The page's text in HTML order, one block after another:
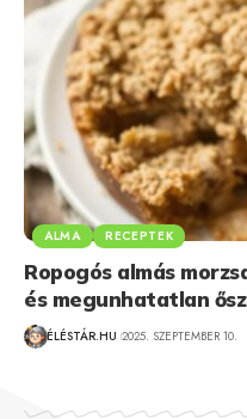
ALMA RECEPTEK
Ropogós almás
és megunhatatlan
ÉLÉSTÁR.HU 2025. SZEPTEMBER 10.